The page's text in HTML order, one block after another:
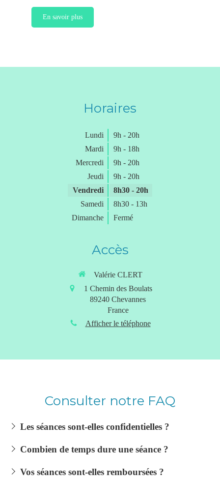
En savoir plus
Horaires
Lundi
9h - 20h
Mardi
9h - 18h
Mercredi
9h - 20h
Jeudi
9h - 20h
Vendredi
8h30 - 20h
Samedi
8h30 - 13h
Dimanche
Fermé
Accès
Valérie CLERT
1 Chemin des Boulats
89240 Chevannes
France
Afficher le téléphone
Consulter notre FAQ
Les séances sont-elles confidentielles ?
Combien de temps dure une séance ?
Vos séances sont-elles remboursées ?